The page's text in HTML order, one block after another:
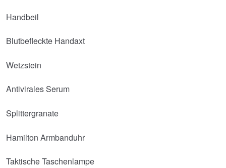
Handbeil
Blutbefleckte Handaxt
Wetzstein
Antivirales Serum
Splittergranate
Hamilton Armbanduhr
Taktische Taschenlampe